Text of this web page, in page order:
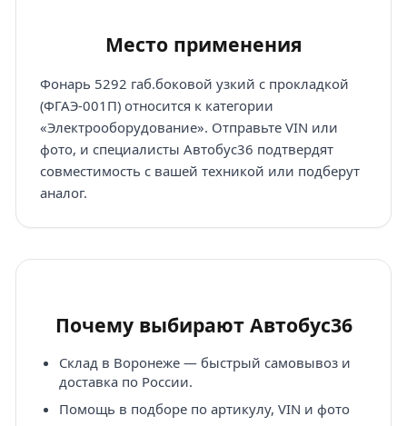
Место применения
Фонарь 5292 габ.боковой узкий с прокладкой
(ФГАЭ-001П) относится к категории
«Электрооборудование». Отправьте VIN или
фото, и специалисты Автобус36 подтвердят
совместимость с вашей техникой или подберут
аналог.
Почему выбирают Автобус36
Склад в Воронеже — быстрый самовывоз и
доставка по России.
Помощь в подборе по артикулу, VIN и фото